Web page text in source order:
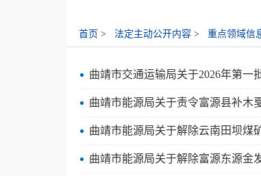
首页 > 法定主动公开内容 > 重点领域信
曲靖市交通运输局关于2026年第
曲靖市能源局关于责令富源县补木
曲靖市能源局关于解除云南田坝煤
曲靖市能源局关于解除富源东源金